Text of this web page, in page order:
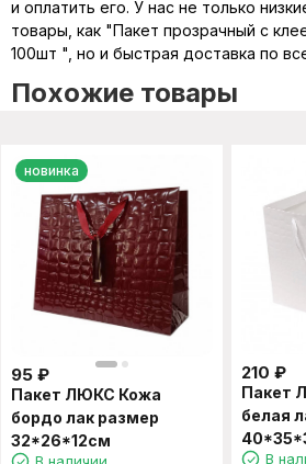
и оплатить его. У нас не только
товары, как "Пакет прозрачный с
100шт ", но и быстрая доставка по
Похожие товары
новинка
95 ₽
Пакет ЛЮКС Кожа
бордо лак размер
32*26*12см
210 ₽
Пакет
белая
В